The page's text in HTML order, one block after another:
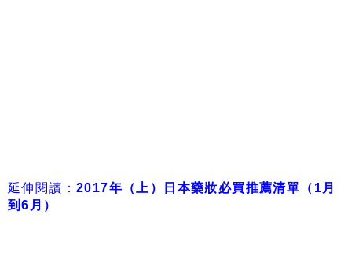
延伸閱讀： 2017年（上）日本藥妝必買推薦清單（1月
到6月）